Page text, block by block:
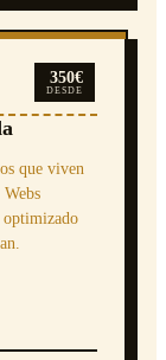
350€
DESDE
que viven
optimizado